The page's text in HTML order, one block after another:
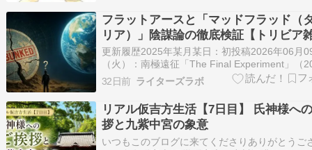
つき次第申し込んでください。せっかくのチャ
無くなります。声優として、やって欲しい…
フラットアースと「マッドフラッド（
リア）」陰謀論の徹底検証【トリビア
豆知識】#2,329-0710
更新履歴2025年某月某日：初投稿2026年06月
（火）：南極遠征「The Final Experiment」（
12月）の検証結果を追記。マッドフラッド／タ
ア帝国説の出典・発端に関する記述を整理。
32日前 ライターズラボ
リアル仮吉方生活【7日目】 氏神様へ
拶と九紫中宮の象意
いつもこのブログに来てくださりありがとうご